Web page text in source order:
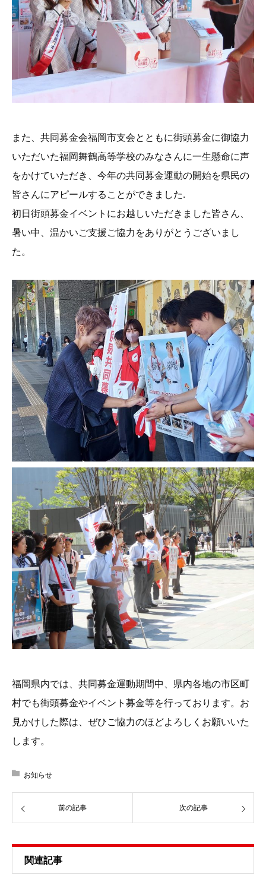
また、共同募金会福岡市支会とともに街頭募金に御協力
いただいた福岡舞鶴高等学校のみなさんに一生懸命に声
をかけていただき、今年の共同募金運動の開始を県民の
皆さんにアピールすることができました.
初日街頭募金イベントにお越しいただきました皆さん、
暑い中、温かいご支援ご協力をありがとうございまし
た。
福岡県内では、共同募金運動期間中、県内各地の市区町
村でも街頭募金やイベント募金等を行っております。お
見かけした際は、ぜひご協力のほどよろしくお願いいた
します。
お知らせ
前の記事 次の記事
関連記事